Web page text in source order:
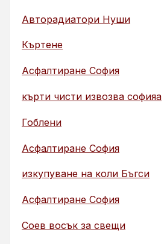
Авторадиатори Нуши
Къртене
Асфалтиране София
кърти чисти извозва софияа
Гоблени
Асфалтиране София
изкупуване на коли Бъгси
Асфалтиране София
Соев восък за свещи